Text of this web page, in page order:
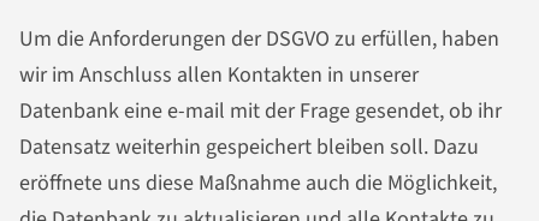
Um die Anforderungen der DSGVO zu erfüllen, haben
wir im Anschluss allen Kontakten in unserer
Datenbank eine e-mail mit der Frage gesendet, ob ihr
Datensatz weiterhin gespeichert bleiben soll. Dazu
eröffnete uns diese Maßnahme auch die Möglichkeit,